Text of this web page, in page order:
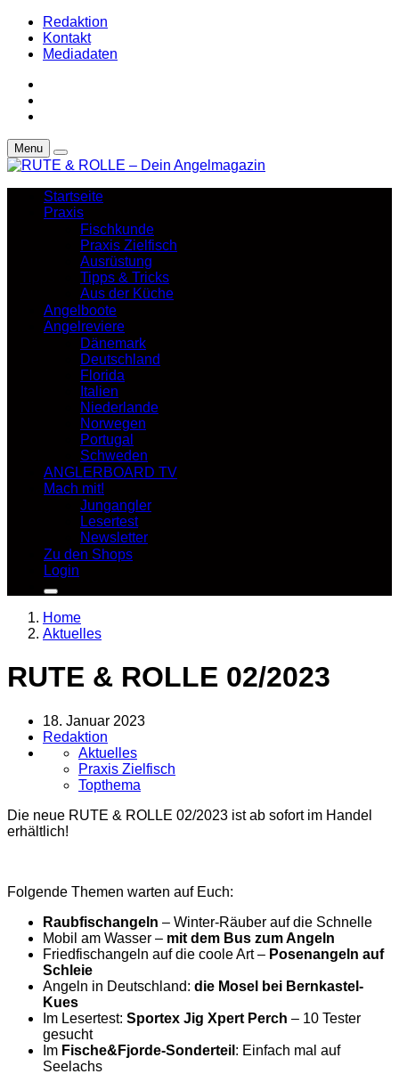
Redaktion
Kontakt
Mediadaten
Menu
Startseite
Praxis
Fischkunde
Praxis Zielfisch
Ausrüstung
Tipps & Tricks
Aus der Küche
Angelboote
Angelreviere
Dänemark
Deutschland
Florida
Italien
Niederlande
Norwegen
Portugal
Schweden
ANGLERBOARD TV
Mach mit!
Jungangler
Lesertest
Newsletter
Zu den Shops
Login
Home
Aktuelles
RUTE & ROLLE 02/2023
18. Januar 2023
Redaktion
Aktuelles
Praxis Zielfisch
Topthema
Die neue RUTE & ROLLE 02/2023 ist ab sofort im Handel
erhältlich!
Folgende Themen warten auf Euch:
Raubfischangeln – Winter-Räuber auf die Schnelle
Mobil am Wasser – mit dem Bus zum Angeln
Friedfischangeln auf die coole Art – Posenangeln auf
Schleie
Angeln in Deutschland: die Mosel bei Bernkastel-
Kues
Im Lesertest: Sportex Jig Xpert Perch – 10 Tester
gesucht
Im Fische&Fjorde-Sonderteil : Einfach mal auf
Seelachs